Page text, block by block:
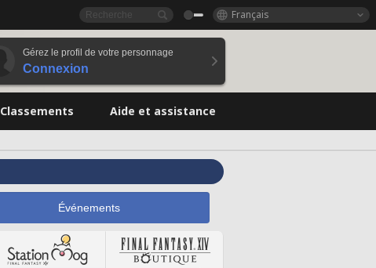
Français
Gérez le profil de votre personnage
Connexion
Classements Aide et assistance
Événements